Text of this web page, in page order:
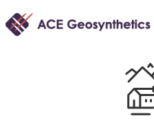
Aplicaciones Protección